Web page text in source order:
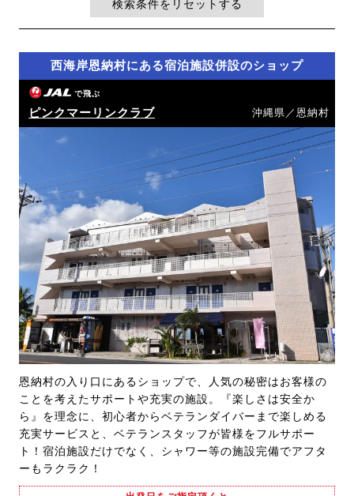
検索条件をリセットする
西海岸恩納村にある宿泊施設併設のショップ
で飛ぶ
ピンクマーリンクラブ 沖縄県／恩納村
恩納村の入り口にあるショップで、人気の秘密はお客様の
ことを考えたサポートや充実の施設。『楽しさは安全か
ら』を理念に、初心者からベテランダイバーまで楽しめる
充実サービスと、ベテランスタッフが皆様をフルサポー
ト！宿泊施設だけでなく、シャワー等の施設完備でアフタ
ーもラクラク！